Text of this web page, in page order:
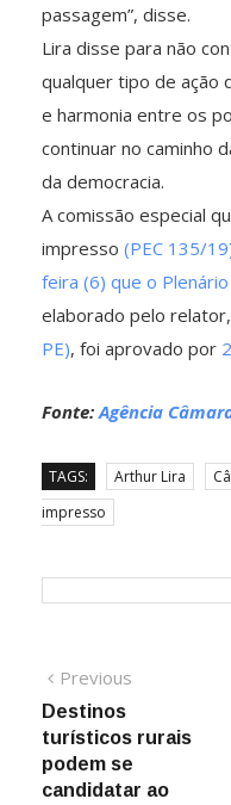
passagem”, disse.
Lira disse para não
qualquer tipo de ação
e harmonia entre os
continuar no caminho
da democracia.
A comissão especial
impresso (PEC 135/
feira (6) que o
elaborado pelo
PE), foi aprovado por
Fonte:Agência
TAGS: Arthur Lira
impresso
Navegação
de
Post
Previous
Destinos
turísticos rurais
podem se
candidatar ao